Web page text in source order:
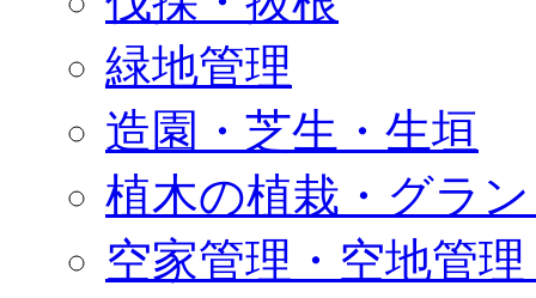
緑地管理
造園・芝生・生垣
植木の植栽・グラ
空家管理・空地管